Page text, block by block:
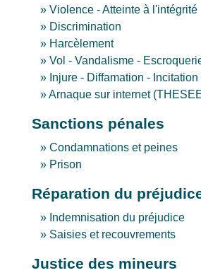
Violence - Atteinte à l'intégrité
Discrimination
Harcèlement
Vol - Vandalisme -
Injure - Diffamation -
Arnaque sur internet
Sanctions pénales
Condamnations et peines
Prison
Réparation du
Indemnisation du préjudice
Saisies et recouvrements
Justice des mineurs